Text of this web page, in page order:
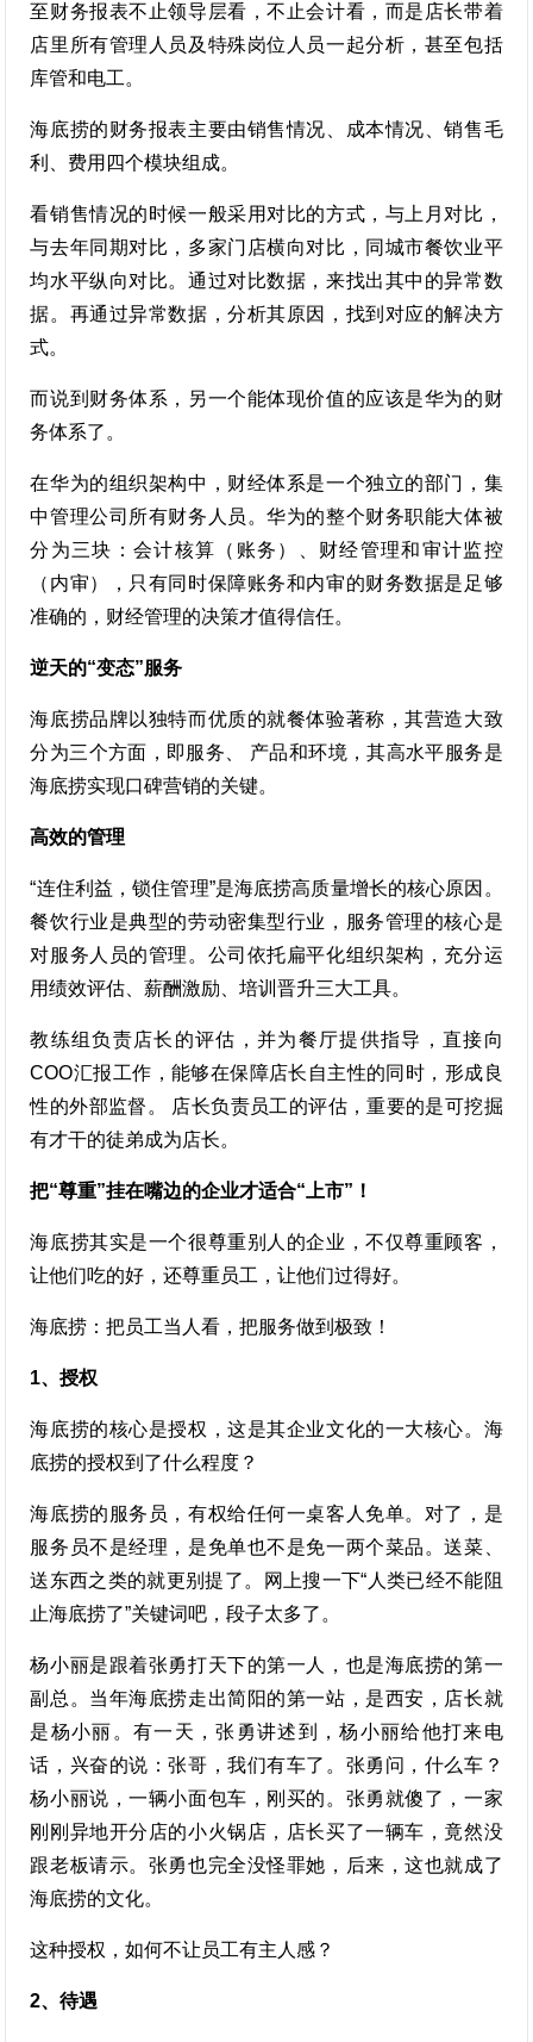
至财务报表不止领导层看，不止会计看，而是店长带着
店里所有管理人员及特殊岗位人员一起分析，甚至包括
库管和电工。
海底捞的财务报表主要由销售情况、成本情况、销售毛
利、费用四个模块组成。
看销售情况的时候一般采用对比的方式，与上月对比，
与去年同期对比，多家门店横向对比，同城市餐饮业平
均水平纵向对比。通过对比数据，来找出其中的异常数
据。再通过异常数据，分析其原因，找到对应的解决方
式。
而说到财务体系，另一个能体现价值的应该是华为的财
务体系了。
在华为的组织架构中，财经体系是一个独立的部门，集
中管理公司所有财务人员。华为的整个财务职能大体被
分为三块：会计核算（账务）、财经管理和审计监控
（内审），只有同时保障账务和内审的财务数据是足够
准确的，财经管理的决策才值得信任。
逆天的“变态”服务
海底捞品牌以独特而优质的就餐体验著称，其营造大致
分为三个方面，即服务、 产品和环境，其高水平服务是
海底捞实现口碑营销的关键。
高效的管理
“连住利益，锁住管理”是海底捞高质量增长的核心原因。
餐饮行业是典型的劳动密集型行业，服务管理的核心是
对服务人员的管理。公司依托扁平化组织架构，充分运
用绩效评估、薪酬激励、培训晋升三大工具。
教练组负责店长的评估，并为餐厅提供指导，直接向
COO汇报工作，能够在保障店长自主性的同时，形成良
性的外部监督。 店长负责员工的评估，重要的是可挖掘
有才干的徒弟成为店长。
把“尊重”挂在嘴边的企业才适合“上市”！
海底捞其实是一个很尊重别人的企业，不仅尊重顾客，
让他们吃的好，还尊重员工，让他们过得好。
海底捞：把员工当人看，把服务做到极致！
1、授权
海底捞的核心是授权，这是其企业文化的一大核心。海
底捞的授权到了什么程度？
海底捞的服务员，有权给任何一桌客人免单。对了，是
服务员不是经理，是免单也不是免一两个菜品。送菜、
送东西之类的就更别提了。网上搜一下“人类已经不能阻
止海底捞了”关键词吧，段子太多了。
杨小丽是跟着张勇打天下的第一人，也是海底捞的第一
副总。当年海底捞走出简阳的第一站，是西安，店长就
是杨小丽。有一天，张勇讲述到，杨小丽给他打来电
话，兴奋的说：张哥，我们有车了。张勇问，什么车？
杨小丽说，一辆小面包车，刚买的。张勇就傻了，一家
刚刚异地开分店的小火锅店，店长买了一辆车，竟然没
跟老板请示。张勇也完全没怪罪她，后来，这也就成了
海底捞的文化。
这种授权，如何不让员工有主人感？
2、待遇